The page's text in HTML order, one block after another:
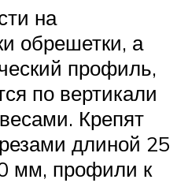
на
обрешетки, а
профиль,
по вертикали
Крепят
длиной 25
мм, профили к